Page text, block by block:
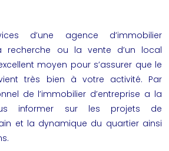
d’une agence d’immobilier
recherche ou la vente d’un local
moyen pour s’assurer que le
très bien à votre activité. Par
de l’immobilier d’entreprise a la
informer sur les projets de
et la dynamique du quartier ainsi